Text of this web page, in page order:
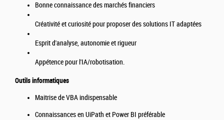
Bonne connaissance des marchés financiers
Créativité et curiosité pour proposer des solutions IT adaptées
Esprit d'analyse, autonomie et rigueur
Appétence pour l'IA/robotisation.
Outils informatiques
Maitrise de VBA indispensable
Connaissances en UiPath et Power BI préférable